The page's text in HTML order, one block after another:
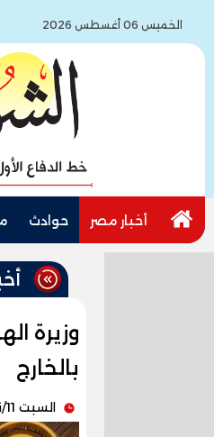
الخميس 06 أغسطس 2026
أخبار مصر حوادث
وزيرة
بالخارج
السبت 11/نوفمبر/2023 - 11:29 ص